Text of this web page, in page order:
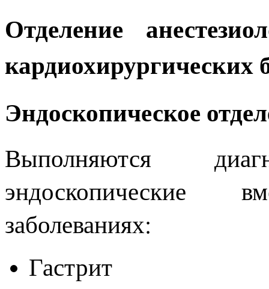
Отделение
Эндоскопическое
Выполняются
эндоскопические
заболеваниях:
Гастрит